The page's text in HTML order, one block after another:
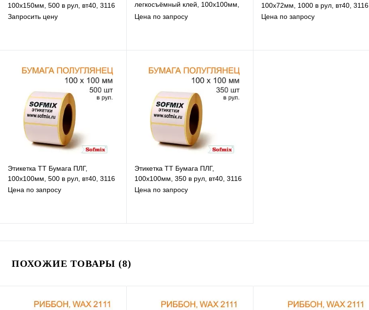
100х150мм, 500 в рул, вт40, 3116
Запросить цену
В избранное
К сравнению
Под заказ
легкосъёмный клей, 100х100мм,
500 в рул, вт40, 3118
Цена по запросу
В избранное
К сравнению
Под заказ
100х72мм, 1000 в рул, вт40, 3116
Цена по запросу
Этикетка ТТ Бумага ПЛГ,
100х100мм, 500 в рул, вт40, 3116
Цена по запросу
В избранное
Под заказ
Этикетка ТТ Бумага ПЛГ,
100х100мм, 350 в рул, вт40, 3116
Цена по запросу
В избранное
ПОХОЖИЕ ТОВАРЫ (8)